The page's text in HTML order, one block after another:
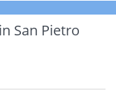
San Pietro